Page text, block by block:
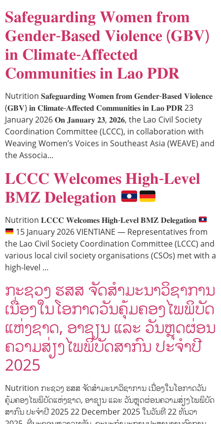
𝐒𝐚𝐟𝐞𝐠𝐮𝐚𝐫𝐝𝐢𝐧𝐠 𝐖𝐨𝐦𝐞𝐧 𝐟𝐫𝐨𝐦
𝐆𝐞𝐧𝐝𝐞𝐫-𝐁𝐚𝐬𝐞𝐝 𝐕𝐢𝐨𝐥𝐞𝐧𝐜𝐞 (𝐆𝐁𝐕)
𝐢𝐧 𝐂𝐥𝐢𝐦𝐚𝐭𝐞-𝐀𝐟𝐟𝐞𝐜𝐭𝐞𝐝
𝐂𝐨𝐦𝐦𝐮𝐧𝐢𝐭𝐢𝐞𝐬 𝐢𝐧 𝐋𝐚𝐨 𝐏𝐃𝐑
Nutrition 𝐒𝐚𝐟𝐞𝐠𝐮𝐚𝐫𝐝𝐢𝐧𝐠 𝐖𝐨𝐦𝐞𝐧 𝐟𝐫𝐨𝐦 𝐆𝐞𝐧𝐝𝐞𝐫-𝐁𝐚𝐬𝐞𝐝 𝐕𝐢𝐨𝐥𝐞𝐧𝐜𝐞
(𝐆𝐁𝐕) 𝐢𝐧 𝐂𝐥𝐢𝐦𝐚𝐭𝐞-𝐀𝐟𝐟𝐞𝐜𝐭𝐞𝐝 𝐂𝐨𝐦𝐦𝐮𝐧𝐢𝐭𝐢𝐞𝐬 𝐢𝐧 𝐋𝐚𝐨 𝐏𝐃𝐑 23
January 2026 𝐎𝐧 𝐉𝐚𝐧𝐮𝐚𝐫𝐲 𝟐𝟑, 𝟐𝟎𝟐𝟔, the Lao Civil Society
Coordination Committee (LCCC), in collaboration with
Weaving Women’s Voices in Southeast Asia (WEAVE) and
the Associa…
𝐋𝐂𝐂𝐂 𝐖𝐞𝐥𝐜𝐨𝐦𝐞𝐬 𝐇𝐢𝐠𝐡-𝐋𝐞𝐯𝐞𝐥
𝐁𝐌𝐙 𝐃𝐞𝐥𝐞𝐠𝐚𝐭𝐢𝐨𝐧
Nutrition 𝐋𝐂𝐂𝐂 𝐖𝐞𝐥𝐜𝐨𝐦𝐞𝐬 𝐇𝐢𝐠𝐡-𝐋𝐞𝐯𝐞𝐥 𝐁𝐌𝐙 𝐃𝐞𝐥𝐞𝐠𝐚𝐭𝐢𝐨𝐧
15 January 2026 VIENTIANE — Representatives from
the Lao Civil Society Coordination Committee (LCCC) and
various local civil society organisations (CSOs) met with a
high-level …
ກະຊວງ ຮສສ ຈັດສໍາມະນາວິຊາການ
ເນື່ອງໃນໂອກາດວັນຄຸ້ມຄອງໄພພິບັດ
ແຫ່ງຊາດ, ອາຊຽນ ແລະ ວັນຫຼຸດຜ່ອນ
ຄວາມສ່ຽງໄພພິບັດສາກົນ ປະຈໍາປີ
2025
Nutrition ກະຊວງ ຮສສ ຈັດສໍາມະນາວິຊາການ ເນື່ອງໃນໂອກາດວັນ
ຄຸ້ມຄອງໄພພິບັດແຫ່ງຊາດ, ອາຊຽນ ແລະ ວັນຫຼຸດຜ່ອນຄວາມສ່ຽງໄພພິບັດ
ສາກົນ ປະຈໍາປີ 2025 22 December 2025 ໃນວັນທີ 22 ທັນວາ